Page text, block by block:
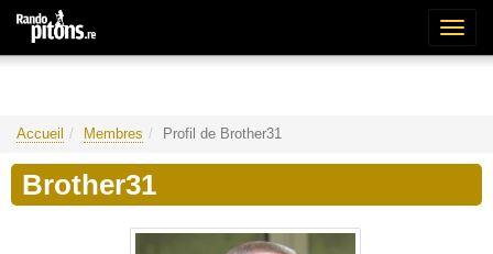
Accueil Membres Profil de Brother31
Brother31